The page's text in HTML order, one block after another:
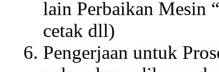
lain Perbaikan Mesin
cetak dll)
Pengerjaan untuk